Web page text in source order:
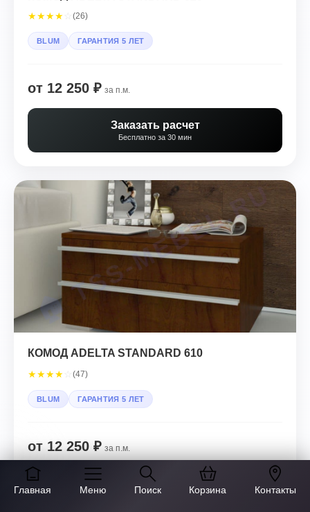
Главная Меню Поиск Корзина Контакты
★★★★ (26)
BLUM ГАРАНТИЯ 5 ЛЕТ
от 12 250 ₽ за п.м.
Заказать расчет
Бесплатно за 30 мин
КОМОД ADELTA STANDARD 610
★★★★ (47)
BLUM ГАРАНТИЯ 5 ЛЕТ
от 12 250 ₽ за п.м.
Заказать расчет
Бесплатно за 30 мин